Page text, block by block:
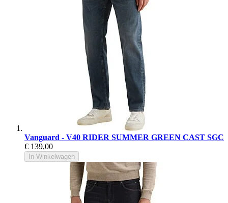
Vanguard - V40 RIDER SUMMER GREEN CAST SGC
€ 139,00
In Winkelwagen